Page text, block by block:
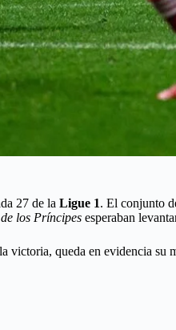
27 de la Ligue 1. El conjunto
los Príncipes esperaban
queda en evidencia